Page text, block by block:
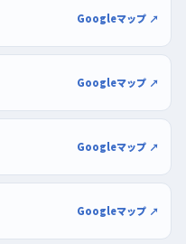
ピングプラザ鎌ヶ谷か、イ
車場が使いやすい。開店直
せず切り返せる。慣れてき
が違う場所も試すと、感覚
Googleマップ ↗
Googleマップ ↗
Googleマップ ↗
Googleマップ ↗